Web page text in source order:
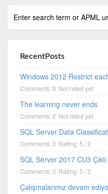
RecentPosts
Windows 2012 Restrict
Comments: 0 Not rated yet
The learning never ends
Comments: 2 Not rated yet
SQL Server Data
Comments: 0 Rating: 5 / 2
SQL Server 2017 CU3 Çıktı
Comments: 0 Rating: 5 / 2
Çalışmalarımız devam